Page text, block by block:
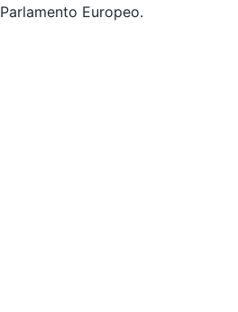
Parlamento Europeo.